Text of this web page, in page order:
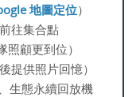
地圖定位）
往集合點
照顧更到位）
提供照片回憶）
生態永續回放機